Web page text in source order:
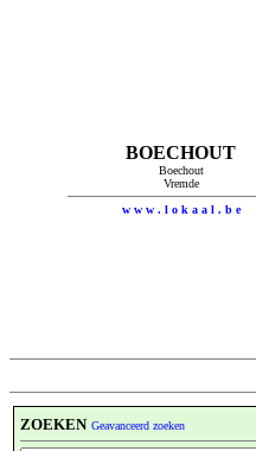
BOECHOUT
Boechout
Vremde
w w w . l o k a a l . b e
ZOEKEN Geavanceerd zoeken